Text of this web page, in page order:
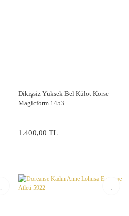
Dikişsiz Yüksek Bel Külot Korse
Magicform 1453
1.400,00 TL